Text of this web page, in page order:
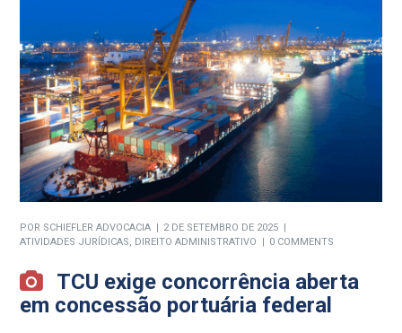
POR SCHIEFLER ADVOCACIA
2 DE SETEMBRO DE 2025
ATIVIDADES JURÍDICAS, DIREITO ADMINISTRATIVO 0 COMMENTS
TCU exige concorrência aberta
em concessão portuária federal